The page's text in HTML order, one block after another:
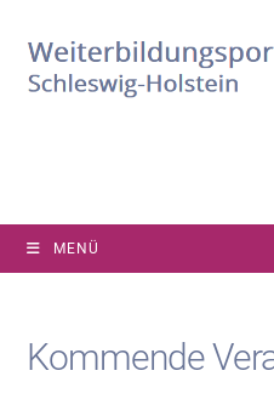
Inhalt
springen
MENÜ
Kommende